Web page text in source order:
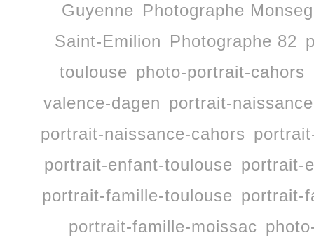
Guyenne Photographe
Saint-Emilion Photographe 82
toulouse photo-portrait-cahors
valence-dagen portrait-
portrait-naissance-cahors
portrait-enfant-toulouse portrait-
portrait-famille-toulouse portrait-
portrait-famille-moissac